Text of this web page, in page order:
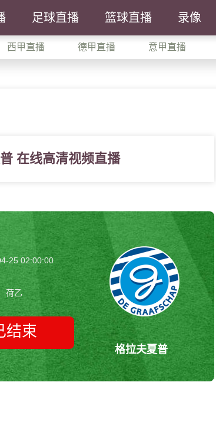
足球直播 篮球直播 录像
西甲直播 德甲直播 意甲直播
在线高清视频直播
25 02:00:00
荷乙
结束
格拉夫夏普